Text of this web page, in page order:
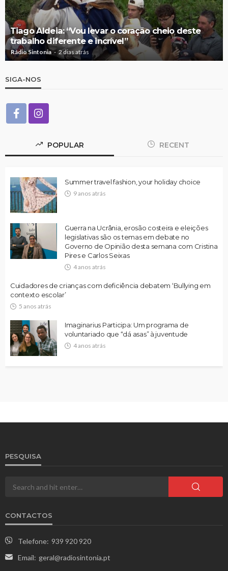
Tiago Aldeia: “Vou levar o coração cheio deste
trabalho diferente e incrível”
Rádio Sintonia 2 dias atrás
SIGA-NOS
POPULAR RECENT
Summer travel fashion, your holiday choice
9 anos atrás
Guerra na Ucrânia, erosão costeira e eleições
legislativas são os temas em debate no
Governo de Opinião desta semana com Cristina
Pires e Carlos Seixas
4 anos atrás
Cuidadores de crianças com deficiência debatem ‘Bullying em
contexto escolar’
5 anos atrás
Imaginarius Participa: Um programa de
voluntariado que “dá asas” à juventude
4 anos atrás
PESQUISA
CONTACTOS
Telefone: 939 920 920
Email: geral@radiosintonia.pt